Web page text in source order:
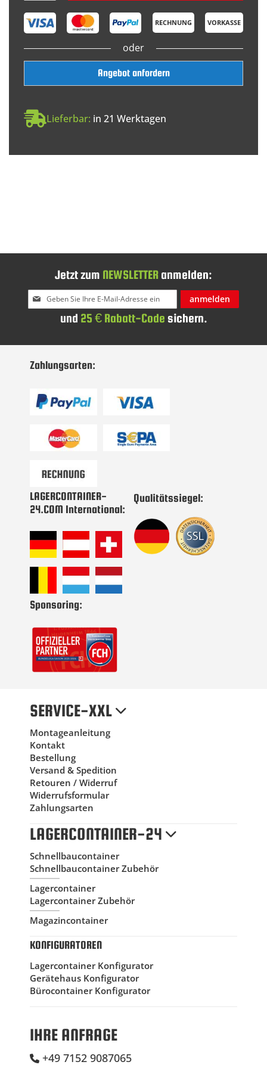
RECHNUNG VORKASSE
oder
Angebot anfordern
Lieferbar: in 21 Werktagen
Jetzt zum NEWSLETTER anmelden:
Melden
Sie
an:
anmelden
und 25 € Rabatt-Code sichern.
Zahlungsarten:
LAGERCONTAINER-
24.COM International:
Qualitätssiegel:
Sponsoring:
SERVICE-XXL
Montageanleitung
Kontakt
Bestellung
Versand & Spedition
Retouren / Widerruf
Widerrufsformular
Zahlungsarten
LAGERCONTAINER-24
Schnellbaucontainer
Schnellbaucontainer Zubehör
Lagercontainer
Lagercontainer Zubehör
Magazincontainer
KONFIGURATOREN
Lagercontainer Konfigurator
Gerätehaus Konfigurator
Bürocontainer Konfigurator
IHRE ANFRAGE
+49 7152 9087065